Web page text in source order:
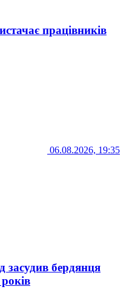
працівників
06.08.2026, 19:35
засудив бердянця